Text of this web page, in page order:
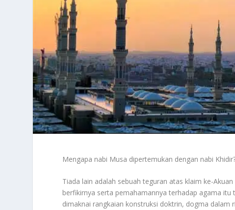
Mengapa nabi Musa dipertemukan dengan nabi
Tiada lain adalah sebuah teguran atas klaim ke-
berfikirnya serta pemahamannya terhadap agama itu
dimaknai rangkaian konstruksi doktrin, dogma